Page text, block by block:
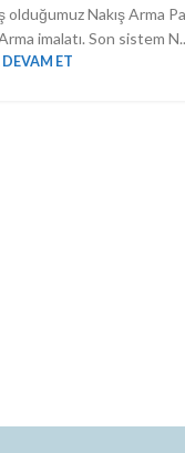
Nakış Arma
imalatı. Son sistem
ET